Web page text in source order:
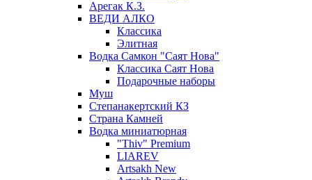
Арегак К.З.
ВЕДИ АЛКО
Классика
Элитная
Водка Самкон "Саят Нова"
Классика Саят Нова
Подарочные наборы
Муш
Степанакертский КЗ
Страна Камней
Водка миниатюрная
"Thiv" Premium
LIAREV
Artsakh New